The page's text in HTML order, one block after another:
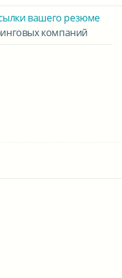
вашего резюме
компаний